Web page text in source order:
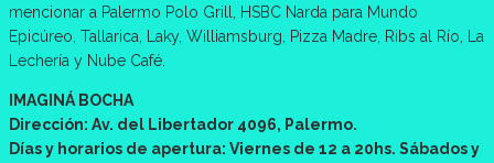
mencionar a Palermo Polo Grill, HSBC Narda para Mundo
Epicúreo, Tallarica, Laky, Williamsburg, Pizza Madre, Ribs al Río, La
Lechería y Nube Café.
IMAGINÁ BOCHA
Dirección: Av. del Libertador 4096, Palermo.
Días y horarios de apertura: Viernes de 12 a 20hs. Sábados y